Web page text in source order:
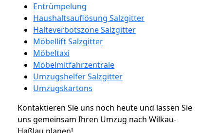
Entrümpelung
Haushaltsauflösung Salzgitter
Halteverbotszone Salzgitter
Möbellift Salzgitter
Möbeltaxi
Möbelmitfahrzentrale
Umzugshelfer Salzgitter
Umzugskartons
Kontaktieren Sie uns noch heute und lassen Sie
uns gemeinsam Ihren Umzug nach Wilkau-
Haßlau planen!